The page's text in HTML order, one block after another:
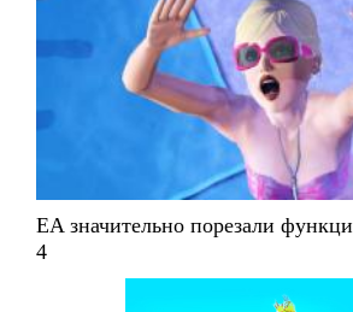
EA значительно порезали
4